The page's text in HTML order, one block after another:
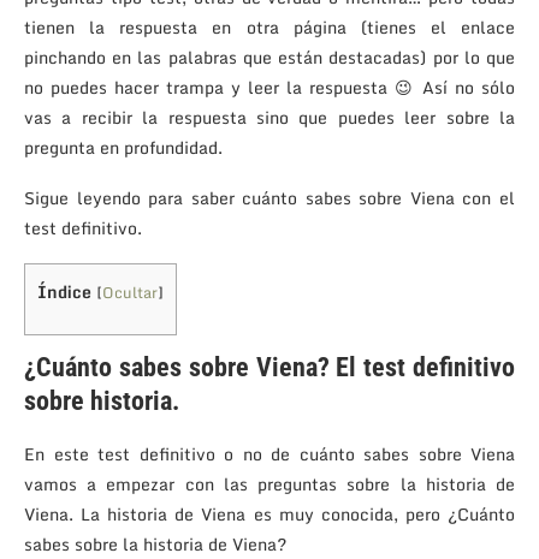
tienen la respuesta en otra página (tienes el enlace
pinchando en las palabras que están destacadas) por lo que
no puedes hacer trampa y leer la respuesta 😉 Así no sólo
vas a recibir la respuesta sino que puedes leer sobre la
pregunta en profundidad.
Sigue leyendo para saber cuánto sabes sobre Viena con el
test definitivo.
Índice [Ocultar]
¿Cuánto sabes sobre Viena? El test definitivo
sobre historia.
En este test definitivo o no de cuánto sabes sobre Viena
vamos a empezar con las preguntas sobre la historia de
Viena. La historia de Viena es muy conocida, pero ¿Cuánto
sabes sobre la historia de Viena?